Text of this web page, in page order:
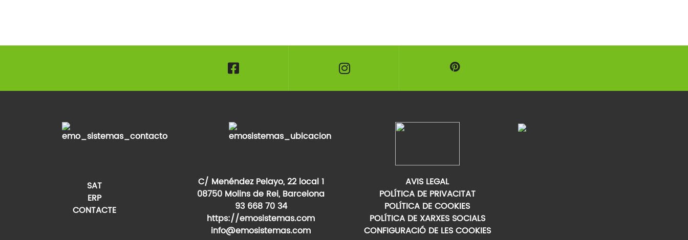
SAT
ERP
CONTACTE
C/ Menéndez Pelayo, 22 local 1
08750 Molins de Rei, Barcelona
93 668 70 34
https://emosistemas.com
info@emosistemas.com
AVIS LEGAL
POLÍTICA DE PRIVACITAT
POLÍTICA DE COOKIES
POLÍTICA DE XARXES SOCIALS
CONFIGURACIÓ DE LES COOKIES